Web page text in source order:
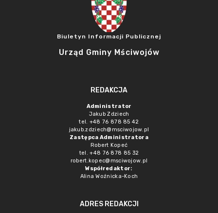
Biuletyn Informacji Publicznej
Urząd Gminy Mściwojów
REDAKCJA
Administrator
Jakub Zdziech
tel. +48 76 878 85 42
jakub.zdziech@msciwojow.pl
Zastępca Administratora
Robert Kopeć
tel. +48 76 878 85 32
robert.kopec@msciwojow.pl
Współredaktor:
Alina Woźnicka-Koch
ADRES REDAKCJI